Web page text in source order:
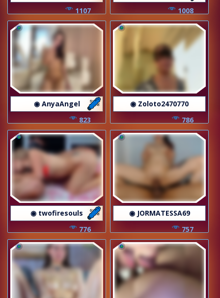
1107
1008
◉ AnyaAngel
823
◉ Zoloto2470770
786
◉ twofiresouls
776
◉ JORMATESSA69
757